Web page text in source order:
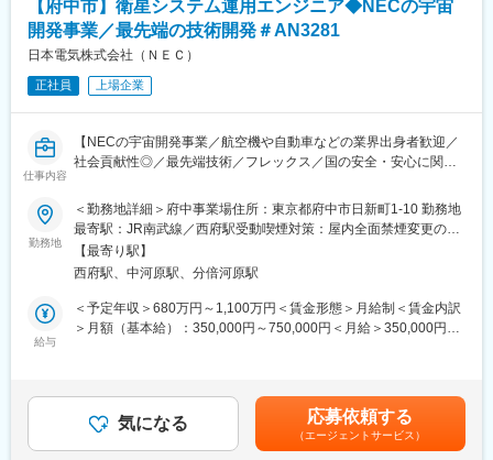
・長く活躍頂ける環境：定年は65歳となっており、その後も１年
更新での契約社員としてご活躍いただけます。
■福利厚生「SS&CU制度」：
エンジニア（技術社員）を対象に、キャリアチェンジを支援する
制度です。U・Iターンしたい、上流工程へ挑戦したいなど転職に
ともなうリスクを気にすることなく、社内で自分の新しいキャリ
アを形成し、可能性を広げることが可能です。シフトしたことに
とができます。
■配属先情報：
TSメカニック品質部 整備資料グループ
■ミッション：
当社の取扱説明書や整備解説書は冊子が主体となっており、デジ
タル化が急務です。資料作成の管理業務を行いながら、デジタル
化の実現に向けて推進いただくことを期待しています。
■ポジションの魅力：
各種資料の見やすさや利便性の向上に向けたアイデアを、ご自身
で企画・提案することができます。また、これを実現することで
世界90か国・地域のお客様やメカニックに提供でき、達成感・や
■企業の魅力・特徴：
・海外販売台数が全体の6割以上を占め、約100か国・地域に製品
を供給しており、世界中の人流・物流を支えています。
・業界初のHV商用車の発売以来、EVやFCEVなどの電動化に積極
【府中市】衛星システム運用エンジニア◆NECの宇宙
開発事業／最先端の技術開発＃AN3281
日本電気株式会社（ＮＥＣ）
正社員 上場企業
仕事内容
【NECの宇宙開発事業／航空機や自動車などの業界出身者歓迎／
社会貢献性◎／最先端技術／フレックス／国の安全・安心に関わ
■業務内容
NECの宇宙事業において、衛星の初期運用および校正運用に関す
る業務を担当していただきます。当社は国内の安全と安心に貢献
する衛星の製造・開発を手掛ける衛星製造メーカーです。今後の
打ち上げに向けて、運用準備段階から関与していただき、打ち上
げ後の初期運用における技術サポートを行うとともに、通常の衛
いて、技術サポートを行い、お客様との調整を担当することが主
な役割となります。具体的な業務内容は以下のとおりです。
勤務地
＜勤務地詳細＞府中事業場住所：東京都府中市日新町1-10 勤務地
最寄駅：JR南武線／西府駅受動喫煙対策：屋内全面禁煙変更の範
囲：会社の定める事業所
【最寄り駅】
西府駅、中河原駅、分倍河原駅
給与
＜予定年収＞680万円～1,100万円＜賃金形態＞月給制＜賃金内訳
＞月額（基本給）：350,000円～750,000円＜月給＞350,000円～
考を通じて上下する可能性があります。月給(月額)は固定手当を含
めた表記です。
気になる 応募依頼する
（エージェントサービス）